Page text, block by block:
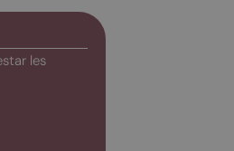
les